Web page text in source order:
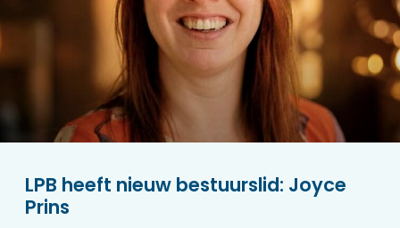
LPB heeft nieuw bestuurslid: Joyce
Prins